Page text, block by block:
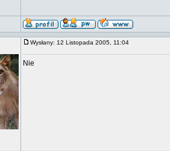
Wysłany: 12 Listopada 2005, 11:04
Nie